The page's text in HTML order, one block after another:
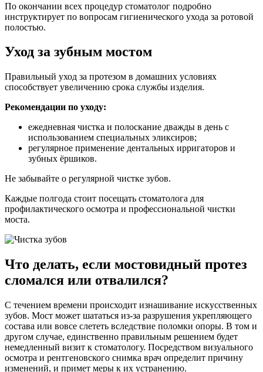
По окончании всех процедур стоматолог подробно
инструктирует по вопросам гигиенического ухода за ротовой
полостью.
Уход за зубным мостом
Правильный уход за протезом в домашних условиях
способствует увеличению срока службы изделия.
Рекомендации по уходу:
ежедневная чистка и полоскание дважды в день с
использованием специальных эликсиров;
регулярное применение дентальных ирригаторов и
зубных ёршиков.
Не забывайте о регулярной чистке зубов.
Каждые полгода стоит посещать стоматолога для
профилактического осмотра и профессиональной чистки
моста.
Что делать, если мостовидный протез
сломался или отвалился?
С течением времени происходит изнашивание искусственных
зубов. Мост может шататься из-за разрушения укрепляющего
состава или вовсе слететь вследствие поломки опоры. В том и
другом случае, единственно правильным решением будет
немедленный визит к стоматологу. Посредством визуального
осмотра и рентгеновского снимка врач определит причину
изменений, и примет меры к их устранению.